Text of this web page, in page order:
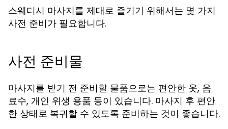
스웨디시 마사지를 제대로 즐기기 위해서는 몇 가지
사전 준비가 필요합니다.
사전 준비물
마사지를 받기 전 준비할 물품으로는 편안한 옷, 음
료수, 개인 위생 용품 등이 있습니다. 마사지 후 편안
한 상태로 복귀할 수 있도록 준비하는 것이 좋습니다.